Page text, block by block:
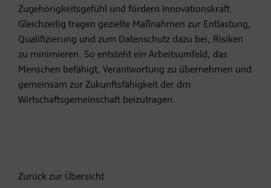
Zugehörigkeitsgefühl und fördern Innovationskraft.
Gleichzeitig tragen gezielte Maßnahmen zur Entlastung,
Qualifizierung und zum Datenschutz dazu bei, Risiken
zu minimieren. So entsteht ein Arbeitsumfeld, das
Menschen befähigt, Verantwortung zu übernehmen und
gemeinsam zur Zukunftsfähigkeit der dm
Wirtschaftsgemeinschaft beizutragen.
Zurück zur Übersicht